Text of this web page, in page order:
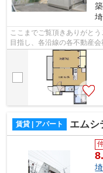
ここまでご覧頂きありがと
目指し、各沿線の各不動産
様へ提供しております！最新
賃貸 | アパート エムシ